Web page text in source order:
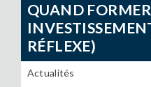
QUAND
RÉFLEXE)
Actualités